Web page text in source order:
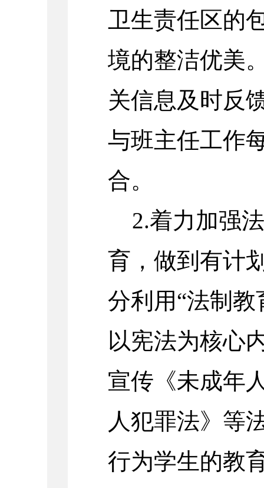
卫生责任区的
境的整洁优美
关信息及时反
与班主任工作
合。
2.着力加强
育，做到有计
分利用“法制
以宪法为核心
宣传《未成年
人犯罪法》等
行为学生的教